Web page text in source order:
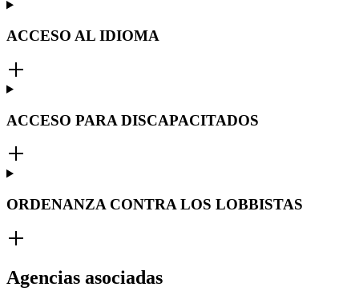
ACCESO AL IDIOMA
ACCESO PARA DISCAPACITADOS
ORDENANZA CONTRA LOS LOBBISTAS
Agencias asociadas